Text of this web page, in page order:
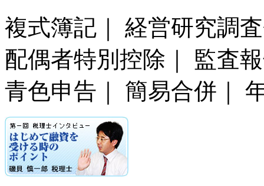
複式簿記｜ 経営研究調
配偶者特別控除｜ 監査
青色申告｜ 簡易合併｜